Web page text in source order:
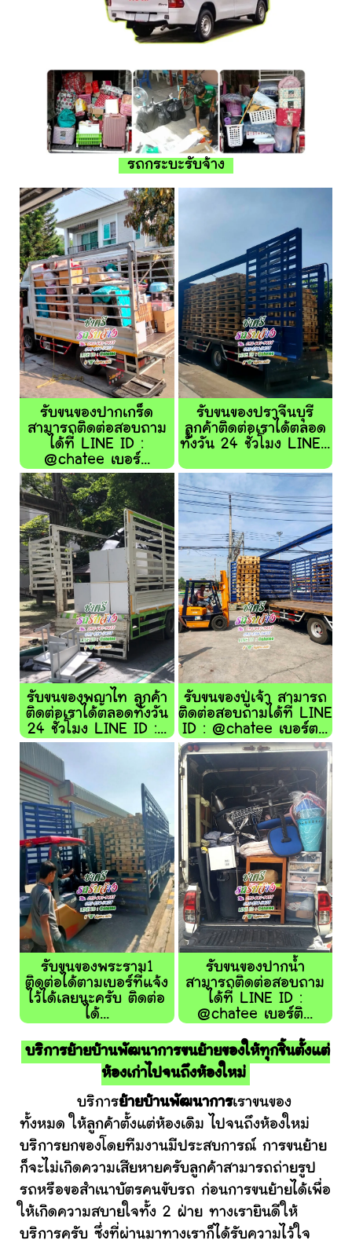
รถกระบะรับจ้าง
รับขนของปากเกร็ด
สามารถติดต่อสอบถาม
ได้ที่ LINE ID :
@chatee เบอร์...
รับขนของปราจีนบุรี
ลูกค้าติดต่อเราได้ตลอด
ทั้งวัน 24 ชั่วโมง LINE...
รับขนของพญาไท ลูกค้า
ติดต่อเราได้ตลอดทั้งวัน
24 ชั่วโมง LINE ID :...
รับขนของปู่เจ้า สามารถ
ติดต่อสอบถามได้ที่ LINE
ID : @chatee เบอร์ต...
รับขนของพระราม1
ติดต่อได้ตามเบอร์ที่แจ้ง
ไว้ได้เลยนะครับ ติดต่อ
ได้...
รับขนของปากน้ำ
สามารถติดต่อสอบถาม
ได้ที่ LINE ID :
@chatee เบอร์ติ...
บริการย้ายบ้านพัฒนาการขนย้ายของให้ทุกชิ้นตั้งแต่
ห้องเก่าไปจนถึงห้องใหม่
บริการย้ายบ้านพัฒนาการเราขนของ
ทั้งหมด ให้ลูกค้าตั้งแต่ห้องเดิม ไปจนถึงห้องใหม่
บริการยกของโดยทีมงานมีประสบการณ์ การขนย้าย
ก็จะไม่เกิดความเสียหายครับลูกค้าสามารถถ่ายรูป
รถหรือขอสำเนาบัตรคนขับรถ ก่อนการขนย้ายได้เพื่อ
ให้เกิดความสบายใจทั้ง 2 ฝ่าย ทางเรายินดีให้
บริการครับ ซึ่งที่ผ่านมาทางเราก็ได้รับความไว้ใจ